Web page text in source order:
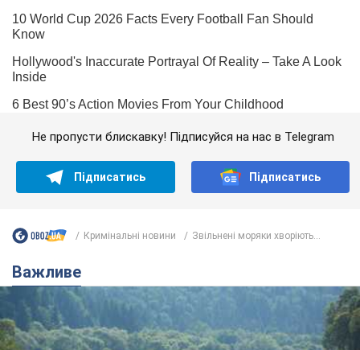
Не пропусти блискавку! Підписуйся на нас в Telegram
Підписатись Підписатись
Кримінальні новини Звільнені моряки хворіють...
Важливе